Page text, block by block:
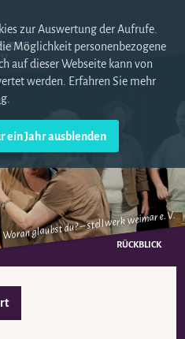
zur Auswertung der Aufrufe.
Möglichkeit personenbezogene
auf dieser Webseite kann von
werden. Erfahren Sie mehr
Woran glaubst du? – stellwerk weimar e. V.
RÜCKBLICK